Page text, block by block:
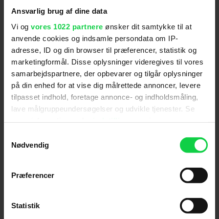
Ansvarlig brug af dine data
Vi og vores 1022 partnere ønsker dit samtykke til at
anvende cookies og indsamle persondata om IP-
adresse, ID og din browser til præferencer, statistik og
marketingformål. Disse oplysninger videregives til vores
samarbejdspartnere, der opbevarer og tilgår oplysninger
på din enhed for at vise dig målrettede annoncer, levere
tilpasset indhold, foretage annonce- og indholdsmåling,
lave målgruppeundersøgelser og udvikle tjenester. Se
tilbage eller ændre indstillinger fra vores
"Cookiedeklaration", eller ved at trykke på "Privacy
Indsamle præcise oplysninger om din placering,
Nødvendig
Præferencer
Statistik
Premiere: 24.11.2022
Skuespillere:Jon Hamm ,Marcia Gay Harden ,Kyle
MacLachlan
Lorenza Izzo ,Lucy Punch
John
Slattery , Annie Mumolo
Genre : Komedie / Krimi
komedier somSuperbad,